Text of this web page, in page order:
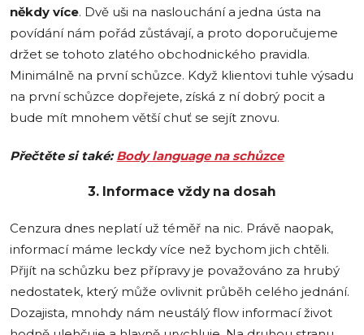
někdy více. Dvě uši na naslouchání a jedna ústa na
povídání nám pořád zůstávají, a proto doporučujeme
držet se tohoto zlatého obchodnického pravidla.
Minimálně na první schůzce. Když klientovi tuhle výsadu
na první schůzce dopřejete, získá z ní dobrý pocit a
bude mít mnohem větší chuť se sejít znovu.
Přečtěte si také: Body language na schůzce
3. Informace vždy na dosah
Cenzura dnes neplatí už téměř na nic. Právě naopak,
informací máme leckdy více než bychom jich chtěli.
Přijít na schůzku bez přípravy je považováno za hrubý
nedostatek, který může ovlivnit průběh celého jednání.
Dozajista, mnohdy nám neustálý flow informací život